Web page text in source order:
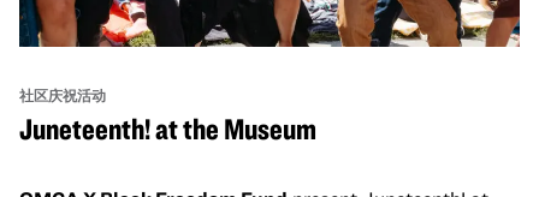
社区庆祝活动
Juneteenth! at the Museum